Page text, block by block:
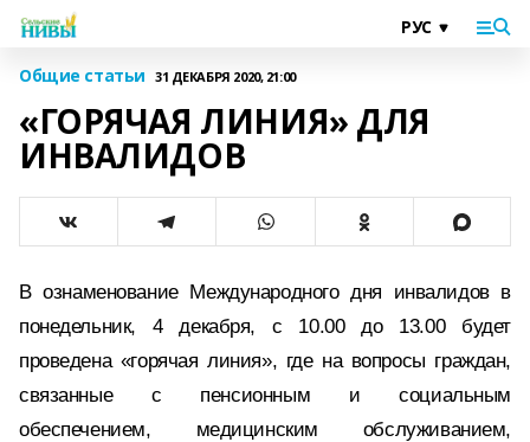
Общие статьи 31 ДЕКАБРЯ 2020, 21:00
«ГОРЯЧАЯ ЛИНИЯ» ДЛЯ
ИНВАЛИДОВ
В ознаменование Международного дня инвалидов в
понедельник, 4 декабря, с 10.00 до 13.00 будет
проведена «горячая линия», где на вопросы граждан,
связанные с пенсионным и социальным
обеспечением, медицинским обслуживанием,